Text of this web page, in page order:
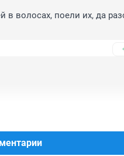
в волосах, поели их, да